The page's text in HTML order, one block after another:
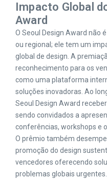
Impacto Global
Award
O Seoul Design Award não
ou regional; ele tem um
global de design. A
reconhecimento para os
como uma plataforma
soluções inovadoras. Ao
Seoul Design Award
sendo convidados a
conferências, workshops e
O prêmio também
promoção do design
vencedores oferecendo
problemas globais